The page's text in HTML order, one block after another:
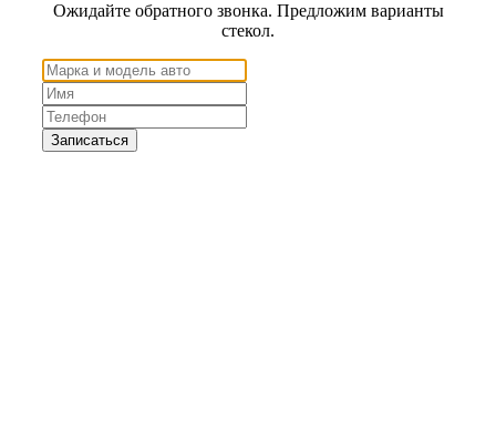
Ожидайте обратного звонка. Предложим варианты
стекол.